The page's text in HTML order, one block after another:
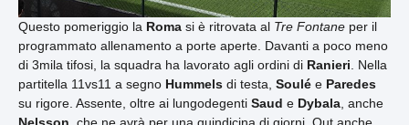
Questo pomeriggio la Roma si è ritrovata al Tre Fontane per il
programmato allenamento a porte aperte. Davanti a poco meno
di 3mila tifosi, la squadra ha lavorato agli ordini di Ranieri . Nella
partitella 11vs11 a segno Hummels di testa, Soulé e Paredes
su rigore. Assente, oltre ai lungodegenti Saud e Dybala , anche
Nelsson , che ne avrà per una quindicina di giorni. Out anche